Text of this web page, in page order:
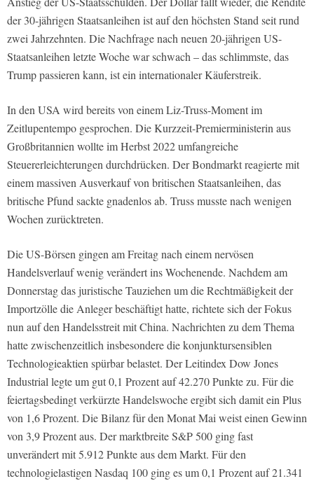
der 30-jährigen Staatsanleihen ist auf den höchsten Stand seit rund
zwei Jahrzehnten. Die Nachfrage nach neuen 20-jährigen US-
Staatsanleihen letzte Woche war schwach – das schlimmste, das
Trump passieren kann, ist ein internationaler Käuferstreik.
In den USA wird bereits von einem Liz-Truss-Moment im
Zeitlupentempo gesprochen. Die Kurzzeit-Premierministerin aus
Großbritannien wollte im Herbst 2022 umfangreiche
Steuererleichterungen durchdrücken. Der Bondmarkt reagierte mit
einem massiven Ausverkauf von britischen Staatsanleihen, das
britische Pfund sackte gnadenlos ab. Truss musste nach wenigen
Wochen zurücktreten.
Die US-Börsen gingen am Freitag nach einem nervösen
Handelsverlauf wenig verändert ins Wochenende. Nachdem am
Donnerstag das juristische Tauziehen um die Rechtmäßigkeit der
Importzölle die Anleger beschäftigt hatte, richtete sich der Fokus
nun auf den Handelsstreit mit China. Nachrichten zu dem Thema
hatte zwischenzeitlich insbesondere die konjunktursensiblen
Technologieaktien spürbar belastet. Der Leitindex Dow Jones
Industrial legte um gut 0,1 Prozent auf 42.270 Punkte zu. Für die
feiertagsbedingt verkürzte Handelswoche ergibt sich damit ein Plus
von 1,6 Prozent. Die Bilanz für den Monat Mai weist einen Gewinn
von 3,9 Prozent aus. Der marktbreite S&P 500 ging fast
unverändert mit 5.912 Punkte aus dem Markt. Für den
technologielastigen Nasdaq 100 ging es um 0,1 Prozent auf 21.341